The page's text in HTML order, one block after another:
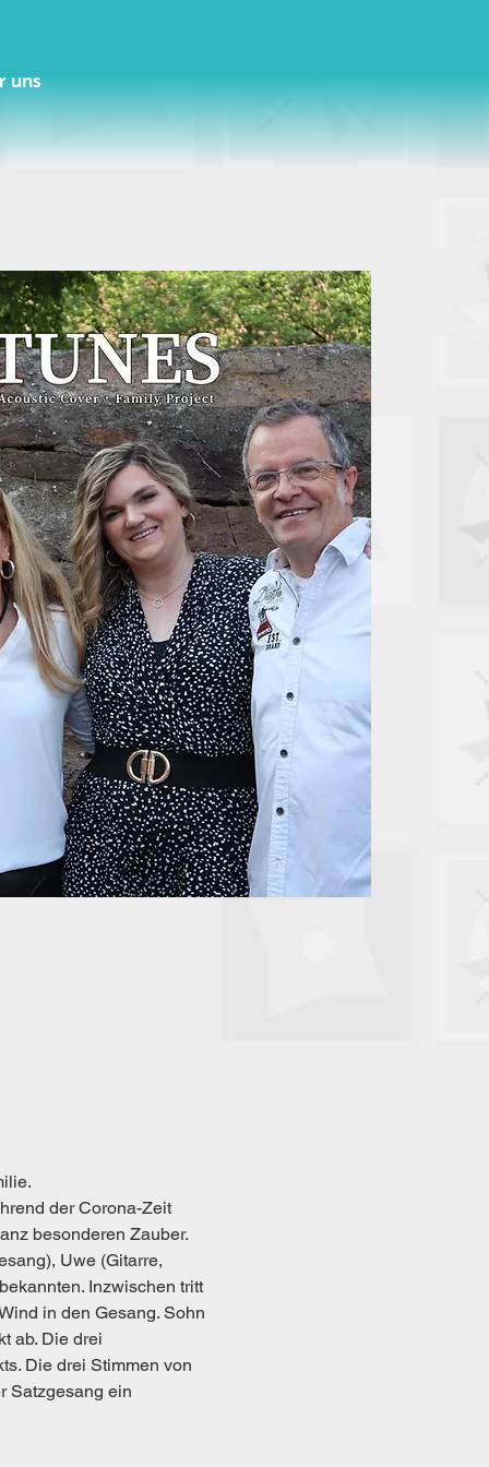
uns
der Corona-Zeit
besonderen Zauber.
Uwe (Gitarre,
Inzwischen tritt
in den Gesang. Sohn
ab. Die drei
Die drei Stimmen von
Satzgesang ein